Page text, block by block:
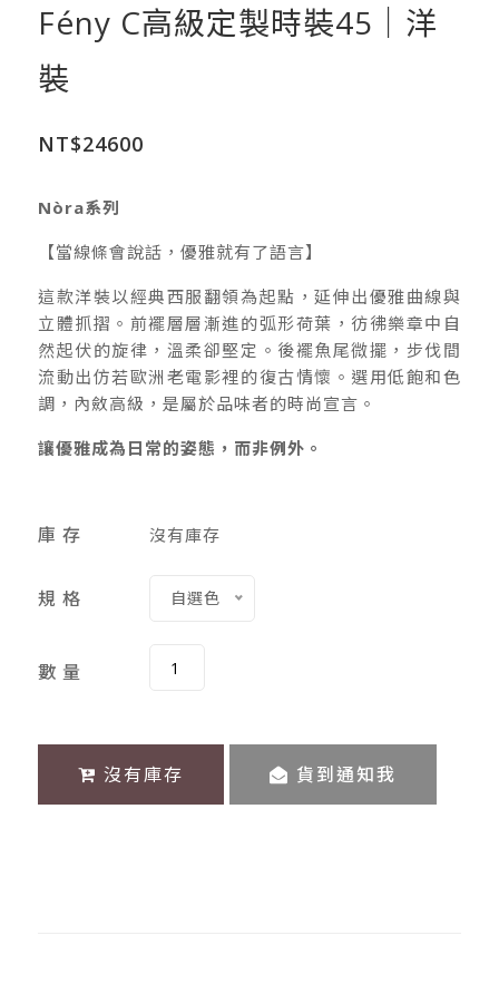
Fény C高級定製時裝45｜洋
裝
NT$24600
Nòra系列
【當線條會說話，優雅就有了語言】
這款洋裝以經典西服翻領為起點，延伸出優雅曲線與
立體抓摺。前襬層層漸進的弧形荷葉，彷彿樂章中自
然起伏的旋律，溫柔卻堅定。後襬魚尾微擺，步伐間
流動出仿若歐洲老電影裡的復古情懷。選用低飽和色
調，內斂高級，是屬於品味者的時尚宣言。
讓優雅成為日常的姿態，而非例外。
庫 存 沒有庫存
規 格 自選色
數 量
沒有庫存 貨到通知我